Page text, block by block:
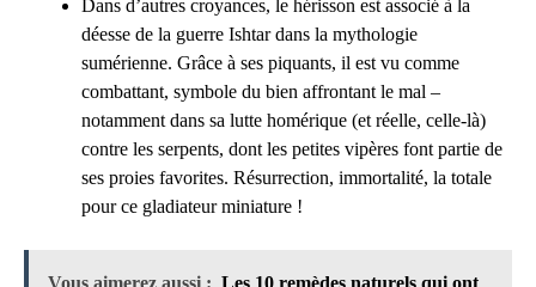
Dans d’autres croyances, le hérisson est associé à la
déesse de la guerre Ishtar dans la mythologie
sumérienne. Grâce à ses piquants, il est vu comme
combattant, symbole du bien affrontant le mal –
notamment dans sa lutte homérique (et réelle, celle-là)
contre les serpents, dont les petites vipères font partie de
ses proies favorites. Résurrection, immortalité, la totale
pour ce gladiateur miniature !
Vous aimerez aussi : Les 10 remèdes naturels qui ont